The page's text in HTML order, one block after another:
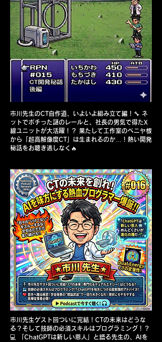
市川先生のCT自作道、いよいよ組み立て編！🔧 ネ
ットでポチった謎のレールと、社長の男気で得たX
線ユニットが大活躍！？ 果たして工作室のベニヤ板
から「超高解像度CT」は生まれるのか…！熱い開発
秘話をお聴き逃しなく🔥
市川先生ゲスト回ついに完結！CTの未来はどうな
る？そして技師の必須スキルはプログラミング！？
💻 「ChatGPTは新しい恩人」と語る先生の、AIを